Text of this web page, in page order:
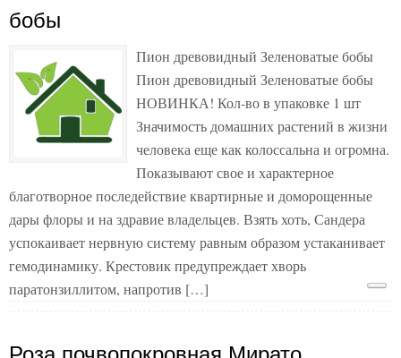
бобы
Пион древовидный Зеленоватые бобы
Пион древовидный Зеленоватые бобы
НОВИНКА! Кол-во в упаковке 1 шт
Значимость домашних растений в жизни
человека еще как колоссальна и огромна.
Показывают свое и характерное
благотворное последействие квартирные и доморощенные
дары флоры и на здравие владельцев. Взять хоть, Сандера
успокаивает нервную систему равным образом устаканивает
гемодинамику. Крестовик предупреждает хворь
паратонзиллитом, напротив […]